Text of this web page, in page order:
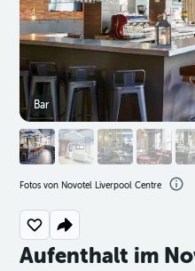
Aufenthalt im
Bar
Fotos von Novotel Liverpool Centre